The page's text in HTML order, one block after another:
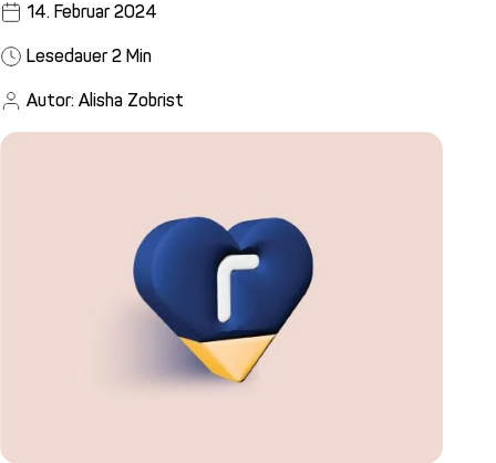
14. Februar 2024
Lesedauer 2 Min
Autor: Alisha Zobrist